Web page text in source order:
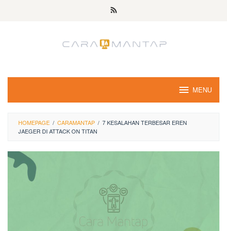
MENU
HOMEPAGE / CARAMANTAP / 7 KESALAHAN TERBESAR EREN
JAEGER DI ATTACK ON TITAN